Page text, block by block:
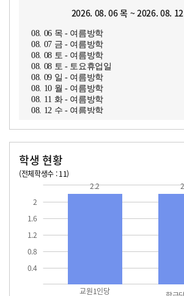
2026. 08. 06 목 ~ 2026. 08.
08. 06 목 - 여름방학
08. 07 금 - 여름방학
08. 08 토 - 여름방학
08. 08 토 - 토요휴업일
08. 09 일 - 여름방학
08. 10 월 - 여름방학
08. 11 화 - 여름방학
08. 12 수 - 여름방학
학생 현황
(전체학생수 : 11)
0.4
0.8
1.2
1.6
2
교원1인당
2.2